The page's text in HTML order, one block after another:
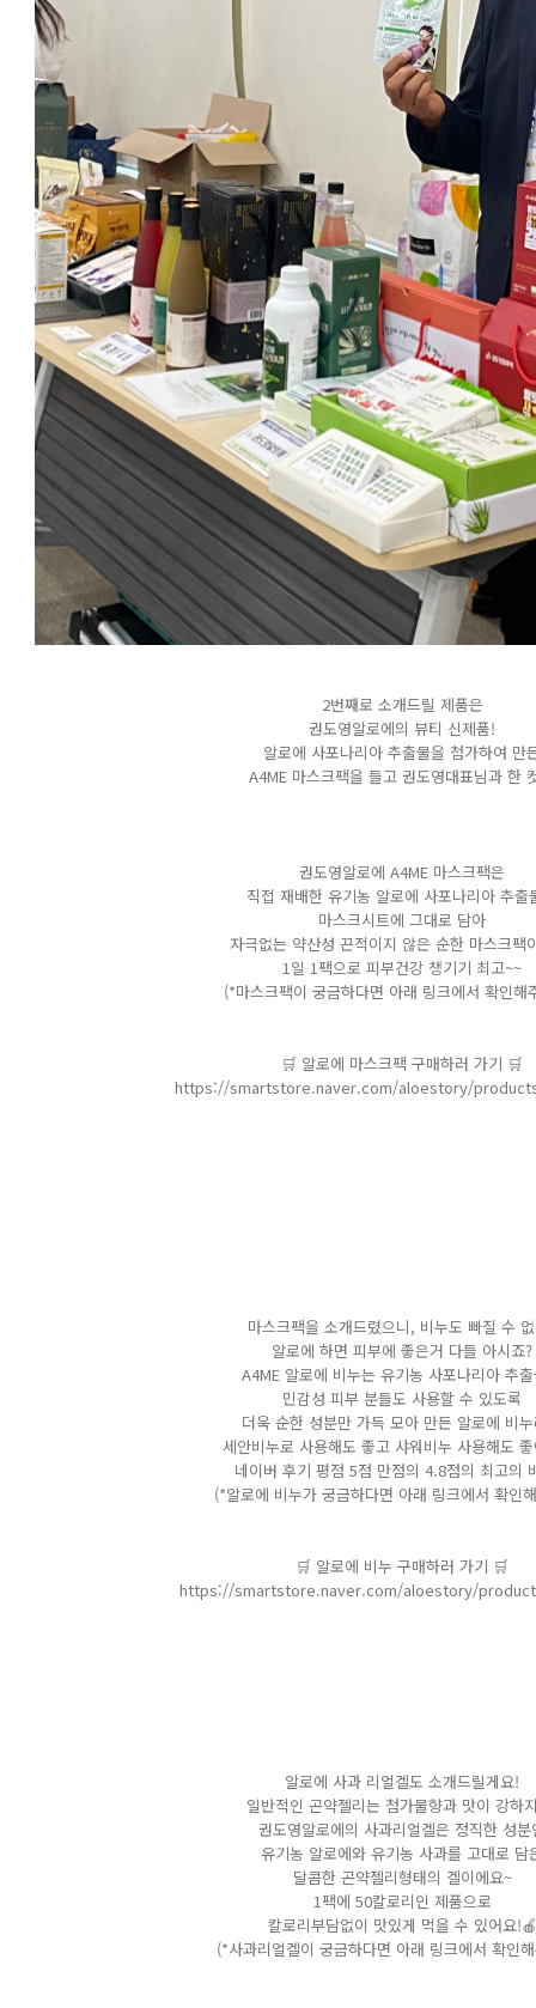
2번째로 소개드릴 제품은
권도영알로에의 뷰티 신제품!
알로에 사포나리아 추출물을 첨가하여 만
A4ME 마스크팩을 들고 권도영대표님과 한
권도영알로에 A4ME 마스크팩은
직접 재배한 유기농 알로에 사포나리아 추출
마스크시트에 그대로 담아
자극없는 약산성 끈적이지 않은 순한 마스크팩
1일 1팩으로 피부건강 챙기기 최고~~
(*마스크팩이 궁금하다면 아래 링크에서 확인해
🛒 알로에 마스크팩 구매하러 가기 🛒
https://smartstore.naver.com/aloestory/
마스크팩을 소개드렸으니, 비누도 빠질 수
알로에 하면 피부에 좋은거 다들 아시죠?
A4ME 알로에 비누는 유기농 사포나리아 추
민감성 피부 분들도 사용할 수 있도록
더욱 순한 성분만 가득 모아 만든 알로에 비
세안비누로 사용해도 좋고 샤워비누 사용해도
네이버 후기 평점 5점 만점의 4.8점의 최고의
(*알로에 비누가 궁금하다면 아래 링크에서 확인
🛒 알로에 비누 구매하러 가기 🛒
https://smartstore.naver.com/aloestory/
알로에 사과 리얼겔도 소개드릴게요!
일반적인 곤약젤리는 첨가물향과 맛이 강하
권도영알로에의 사과리얼겔은 정직한 성분
유기농 알로에와 유기농 사과를 고대로 담
달콤한 곤약젤리형태의 겔이에요~
1팩에 50칼로리인 제품으로
칼로리부담없이 맛있게 먹을 수 있어요!​🍎
(*사과리얼겔이 궁금하다면 아래 링크에서 확인